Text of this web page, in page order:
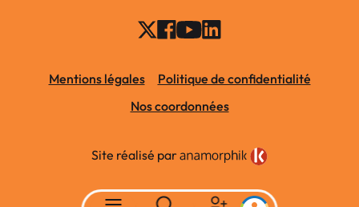
Mentions légales
Politique de confidentialité
Nos coordonnées
Site réalisé par